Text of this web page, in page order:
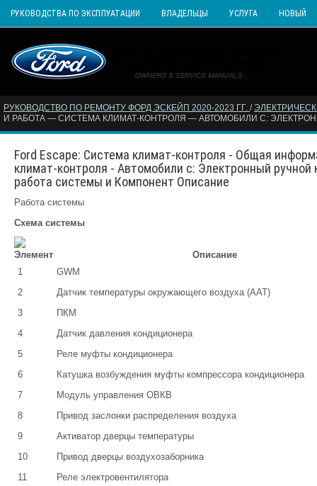
РУКОВОДСТВА ПО ЭКСПЛУАТАЦИИ ВЛАДЕЛЬЦЫ УСЛУГА НОВЫЙ
РУКОВОДСТВО ПО РЕМОНТУ ФОРД ЭСКЕЙП 2020-2023 ГГ. /
И РАБОТА — СИСТЕМА КЛИМАТ-КОНТРОЛЯ — АВТОМОБИЛИ С:
Ford Escape: Система климат-контроля - Общая
климат-контроля - Автомобили с: Электронный ручной
работа системы и Компонент Описание
Работа системы
Схема системы
Элемент
Описание
1
GWM
2
Датчик температуры окружающего воздуха (AAT)
3
ПКМ
4
Датчик давления кондиционера
5
Реле муфты кондиционера
6
Катушка возбуждения муфты компрессора кондиционера
7
Модуль управления ОВКВ
8
Привод заслонки распределения воздуха
9
Активатор дверцы температуры
10
Привод дверцы воздухозаборника
11
Реле электровентилятора